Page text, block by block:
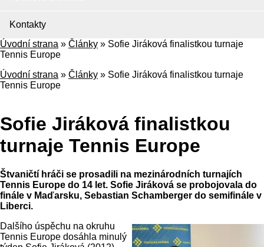
Kontakty
Úvodní strana » Články » Sofie Jiráková finalistkou turnaje
Tennis Europe
Úvodní strana » Články » Sofie Jiráková finalistkou turnaje
Tennis Europe
Sofie Jiráková finalistkou
turnaje Tennis Europe
Štvaničtí hráči se prosadili na mezinárodních turnajích
Tennis Europe do 14 let. Sofie Jiráková se probojovala do
finále v Maďarsku, Sebastian Schamberger do semifinále v
Liberci.
Dalšího úspěchu na okruhu
Tennis Europe dosáhla minulý